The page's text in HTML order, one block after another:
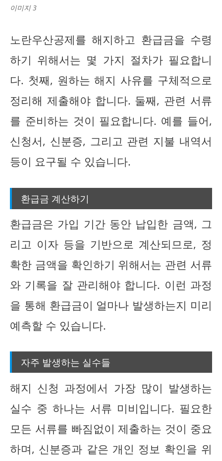
이미지 3
노란우산공제를 해지하고 환급금을 수령
하기 위해서는 몇 가지 절차가 필요합니
다. 첫째, 원하는 해지 사유를 구체적으로
정리해 제출해야 합니다. 둘째, 관련 서류
를 준비하는 것이 필요합니다. 예를 들어,
신청서, 신분증, 그리고 관련 지불 내역서
등이 요구될 수 있습니다.
환급금 계산하기
환급금은 가입 기간 동안 납입한 금액, 그
리고 이자 등을 기반으로 계산되므로, 정
확한 금액을 확인하기 위해서는 관련 서류
와 기록을 잘 관리해야 합니다. 이런 과정
을 통해 환급금이 얼마나 발생하는지 미리
예측할 수 있습니다.
자주 발생하는 실수들
해지 신청 과정에서 가장 많이 발생하는
실수 중 하나는 서류 미비입니다. 필요한
모든 서류를 빠짐없이 제출하는 것이 중요
하며, 신분증과 같은 개인 정보 확인을 위